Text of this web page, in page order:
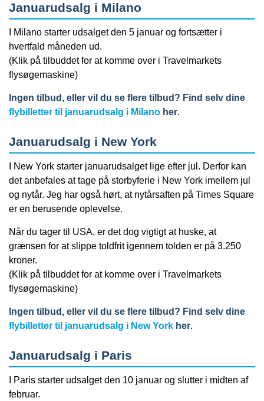
Januarudsalg i Milano
I Milano starter udsalget den 5 januar og fortsætter i
hvertfald måneden ud.
(Klik på tilbuddet for at komme over i Travelmarkets
flysøgemaskine)
Ingen tilbud, eller vil du se flere tilbud? Find selv dine
flybilletter til januarudsalg i Milano her.
Januarudsalg i New York
I New York starter januarudsalget lige efter jul. Derfor kan
det anbefales at tage på storbyferie i New York imellem jul
og nytår. Jeg har også hørt, at nytårsaften på Times Square
er en berusende oplevelse.
Når du tager til USA, er det dog vigtigt at huske, at
grænsen for at slippe toldfrit igennem tolden er på 3.250
kroner.
(Klik på tilbuddet for at komme over i Travelmarkets
flysøgemaskine)
Ingen tilbud, eller vil du se flere tilbud? Find selv dine
flybilletter til januarudsalg i New York her.
Januarudsalg i Paris
I Paris starter udsalget den 10 januar og slutter i midten af
februar.